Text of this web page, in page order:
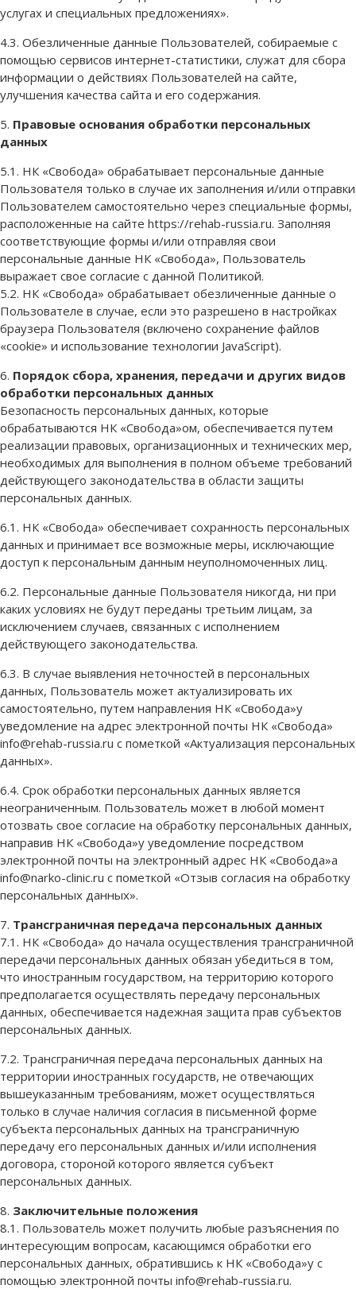
услугах и специальных предложениях».
4.3. Обезличенные данные Пользователей, собираемые с
помощью сервисов интернет-статистики, служат для сбора
информации о действиях Пользователей на сайте,
улучшения качества сайта и его содержания.
5. Правовые основания обработки персональных
данных
5.1. НК «Свобода» обрабатывает персональные данные
Пользователя только в случае их заполнения и/или отправки
Пользователем самостоятельно через специальные формы,
расположенные на сайте https://rehab-russia.ru. Заполняя
соответствующие формы и/или отправляя свои
персональные данные НК «Свобода», Пользователь
выражает свое согласие с данной Политикой.
5.2. НК «Свобода» обрабатывает обезличенные данные о
Пользователе в случае, если это разрешено в настройках
браузера Пользователя (включено сохранение файлов
«cookie» и использование технологии JavaScript).
6. Порядок сбора, хранения, передачи и других видов
обработки персональных данных
Безопасность персональных данных, которые
обрабатываются НК «Свобода»ом, обеспечивается путем
реализации правовых, организационных и технических мер,
необходимых для выполнения в полном объеме требований
действующего законодательства в области защиты
персональных данных.
6.1. НК «Свобода» обеспечивает сохранность персональных
данных и принимает все возможные меры, исключающие
доступ к персональным данным неуполномоченных лиц.
6.2. Персональные данные Пользователя никогда, ни при
каких условиях не будут переданы третьим лицам, за
исключением случаев, связанных с исполнением
действующего законодательства.
6.3. В случае выявления неточностей в персональных
данных, Пользователь может актуализировать их
самостоятельно, путем направления НК «Свобода»у
уведомление на адрес электронной почты НК «Свобода»
info@rehab-russia.ru с пометкой «Актуализация персональных
данных».
6.4. Срок обработки персональных данных является
неограниченным. Пользователь может в любой момент
отозвать свое согласие на обработку персональных данных,
направив НК «Свобода»у уведомление посредством
электронной почты на электронный адрес НК «Свобода»а
info@narko-clinic.ru с пометкой «Отзыв согласия на обработку
персональных данных».
7. Трансграничная передача персональных данных
7.1. НК «Свобода» до начала осуществления трансграничной
передачи персональных данных обязан убедиться в том,
что иностранным государством, на территорию которого
предполагается осуществлять передачу персональных
данных, обеспечивается надежная защита прав субъектов
персональных данных.
7.2. Трансграничная передача персональных данных на
территории иностранных государств, не отвечающих
вышеуказанным требованиям, может осуществляться
только в случае наличия согласия в письменной форме
субъекта персональных данных на трансграничную
передачу его персональных данных и/или исполнения
договора, стороной которого является субъект
персональных данных.
8. Заключительные положения
8.1. Пользователь может получить любые разъяснения по
интересующим вопросам, касающимся обработки его
персональных данных, обратившись к НК «Свобода»у с
помощью электронной почты info@rehab-russia.ru.